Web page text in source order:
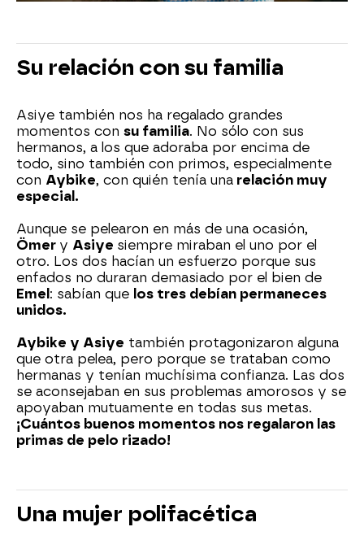
Su relación con su familia
Asiye también nos ha regalado grandes
momentos con su familia. No sólo con sus
hermanos, a los que adoraba por encima de
todo, sino también con primos, especialmente
con Aybike, con quién tenía una relación muy
especial.
Aunque se pelearon en más de una ocasión,
Ömer y Asiye siempre miraban el uno por el
otro. Los dos hacían un esfuerzo porque sus
enfados no duraran demasiado por el bien de
Emel : sabían que los tres debían permaneces
unidos.
Aybike y Asiye también protagonizaron alguna
que otra pelea, pero porque se trataban como
hermanas y tenían muchísima confianza. Las dos
se aconsejaban en sus problemas amorosos y se
apoyaban mutuamente en todas sus metas.
¡Cuántos buenos momentos nos regalaron las
primas de pelo rizado!
Una mujer polifacética